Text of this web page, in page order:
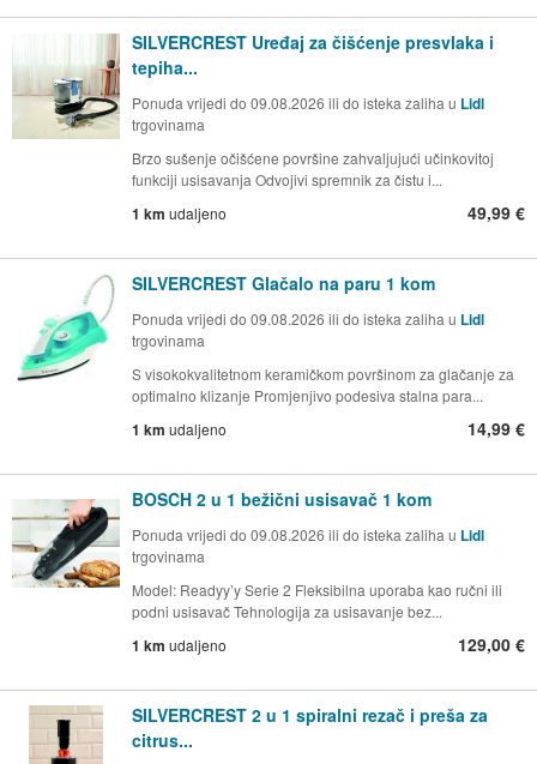
SILVERCREST Uređaj za čišćenje presvlaka i
tepiha...
Ponuda vrijedi do 09.08.2026 ili do isteka zaliha u Lidl
trgovinama
Brzo sušenje očišćene površine zahvaljujući učinkovitoj
funkciji usisavanja Odvojivi spremnik za čistu i...
1 km udaljeno 49,99 €
SILVERCREST Glačalo na paru 1 kom
Ponuda vrijedi do 09.08.2026 ili do isteka zaliha u Lidl
trgovinama
S visokokvalitetnom keramičkom površinom za glačanje za
optimalno klizanje Promjenjivo podesiva stalna para...
1 km udaljeno 14,99 €
BOSCH 2 u 1 bežični usisavač 1 kom
Ponuda vrijedi do 09.08.2026 ili do isteka zaliha u Lidl
trgovinama
Model: Readyy’y Serie 2 Fleksibilna uporaba kao ručni ili
podni usisavač Tehnologija za usisavanje bez...
1 km udaljeno 129,00 €
SILVERCREST 2 u 1 spiralni rezač i preša za
citrus...